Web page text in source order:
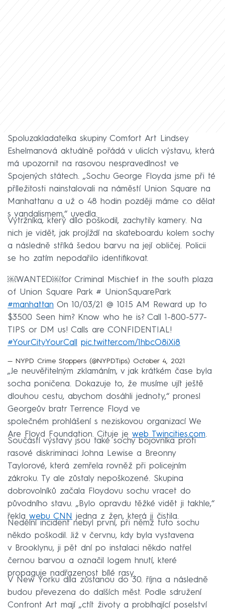
Spoluzakladatelka skupiny Comfort Art Lindsey
Eshelmanová aktuálně pořádá v ulicích výstavu, která
má upozornit na rasovou nespravedlnost ve
Spojených státech. „Sochu George Floyda jsme při té
příležitosti nainstalovali na náměstí Union Square na
Manhattanu a už o 48 hodin později máme co dělat
s vandalismem,“ uvedla.
Výtržníka, který dílo poškodil, zachytily kamery. Na
nich je vidět, jak projíždí na skateboardu kolem sochy
a následně stříká šedou barvu na její obličej. Policii
se ho zatím nepodařilo identifikovat.
￼WANTED￼for Criminal Mischief in the south plaza
of Union Square Park # UnionSquarePark
#manhattan On 10/03/21 @ 10:15 AM Reward up to
$3500 Seen him? Know who he is? Call 1-800-577-
TIPS or DM us! Calls are CONFIDENTIAL!
#YourCityYourCall
pic.twitter.com/1hbcO8iXi8
— NYPD Crime Stoppers (@NYPDTips) October 4, 2021
„Je neuvěřitelným zklamáním, v jak krátkém čase byla
socha poničena. Dokazuje to, že musíme ujít ještě
dlouhou cestu, abychom dosáhli jednoty,“ pronesl
Georgeův bratr Terrence Floyd ve
společném prohlášení s neziskovou organizací We
Are Floyd Foundation. Cituje je web Twincities.com.
Součástí výstavy jsou také sochy bojovníka proti
rasové diskriminaci Johna Lewise a Breonny
Taylorové, která zemřela rovněž při policejním
zákroku. Ty ale zůstaly nepoškozené. Skupina
dobrovolníků začala Floydovu sochu vracet do
původního stavu. „Bylo opravdu těžké vidět ji takhle,“
řekla webu CNN jedna z žen, která ji čistila.
Nedělní incident nebyl první, při němž tuto sochu
někdo poškodil. Již v červnu, kdy byla vystavena
v Brooklynu, ji pět dní po instalaci někdo natřel
černou barvou a označil logem hnutí, které
propaguje nadřazenost bílé rasy.
V New Yorku díla zůstanou do 30. října a následně
budou převezena do dalších měst. Podle sdružení
Confront Art mají „ctít životy a probíhající poselství